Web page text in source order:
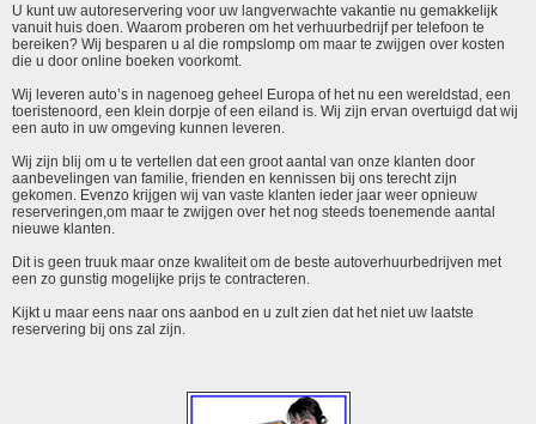
U kunt uw autoreservering voor uw langverwachte vakantie nu gemakkelijk
vanuit huis doen. Waarom proberen om het verhuurbedrijf per telefoon te
bereiken? Wij besparen u al die rompslomp om maar te zwijgen over kosten
die u door online boeken voorkomt.
Wij leveren auto’s in nagenoeg geheel Europa of het nu een wereldstad, een
toeristenoord, een klein dorpje of een eiland is. Wij zijn ervan overtuigd dat wij
een auto in uw omgeving kunnen leveren.
Wij zijn blij om u te vertellen dat een groot aantal van onze klanten door
aanbevelingen van familie, frienden en kennissen bij ons terecht zijn
gekomen. Evenzo krijgen wij van vaste klanten ieder jaar weer opnieuw
reserveringen,om maar te zwijgen over het nog steeds toenemende aantal
nieuwe klanten.
Dit is geen truuk maar onze kwaliteit om de beste autoverhuurbedrijven met
een zo gunstig mogelijke prijs te contracteren.
Kijkt u maar eens naar ons aanbod en u zult zien dat het niet uw laatste
reservering bij ons zal zijn.